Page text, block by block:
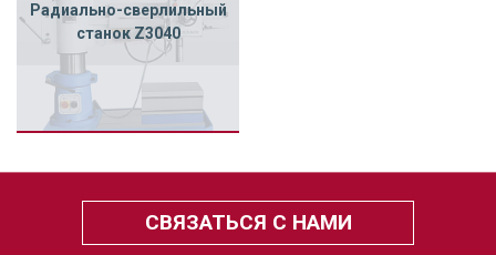
Радиально-сверлильный
станок Z3040
СВЯЗАТЬСЯ С НАМИ